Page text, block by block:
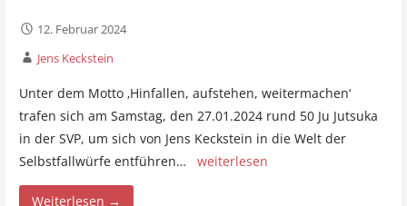
12. Februar 2024
Jens Keckstein
Unter dem Motto ‚Hinfallen, aufstehen, weitermachen‘
trafen sich am Samstag, den 27.01.2024 rund 50 Ju Jutsuka
in der SVP, um sich von Jens Keckstein in die Welt der
Selbstfallwürfe entführen… weiterlesen
Weiterlesen →